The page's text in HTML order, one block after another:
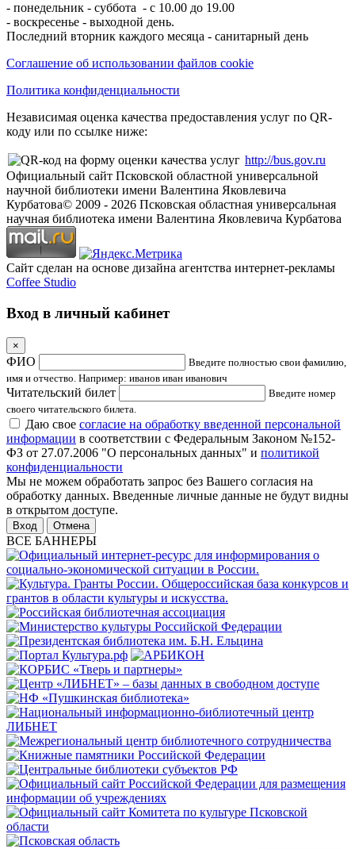
- понедельник - суббота - с 10.00 до 19.00
- воскресенье - выходной день.
Последний вторник каждого месяца - санитарный день
Соглашение об использовании файлов cookie
Политика конфиденциальности
Независимая оценка качества предоставления услуг по QR-
коду или по ссылке ниже:
http://bus.gov.ru
Официальный сайт Псковской областной универсальной
научной библиотеки имени Валентина Яковлевича
Курбатова© 2009 - 2026 Псковская областная универсальная
научная библиотека имени Валентина Яковлевича Курбатова
Сайт сделан на основе дизайна агентства интернет-рекламы
Coffee Studio
Вход в личный кабинет
×
ФИО
Введите полностью свои фамилию,
имя и отчество. Например: иванов иван иванович
Читательский билет
Введите номер
своего читательского билета.
Даю свое согласие на обработку введенной персональной
информации в соответствии с Федеральным Законом №152-
ФЗ от 27.07.2006 "О персональных данных" и политикой
конфиденциальности
Мы не можем обработать запрос без Вашего согласия на
обработку данных. Введенные личные данные не будут видны
в открытом доступе.
Отмена
ВСЕ БАННЕРЫ